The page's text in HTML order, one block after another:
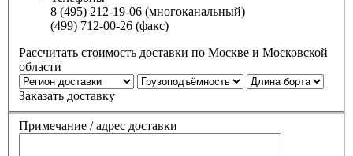
8 (495) 212-19-06 (многоканальный)
(499) 712-00-26 (факс)
Рассчитать стоимость доставки по Москве и Московской
области
Заказать доставку
Примечание / адрес доставки